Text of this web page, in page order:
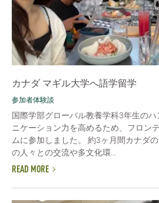
カナダ マギル大学へ語学留学
参加者体験談
国際学部グローバル教養学科3年生のハ
ニケーション力を高めるため、フロン
ムに参加しました。 約3ヶ月間カナダ
の人々との交流や多文化環...
READ MORE